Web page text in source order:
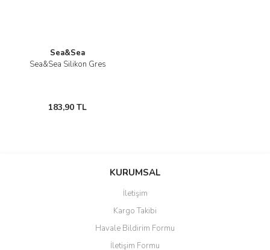
Sea&Sea
Sea&Sea Silikon Gres
183,90 TL
KURUMSAL
İletişim
Kargo Takibi
Havale Bildirim Formu
İletişim Formu